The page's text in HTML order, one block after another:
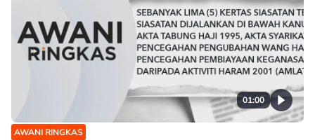
01:00
AWANI RINGKAS